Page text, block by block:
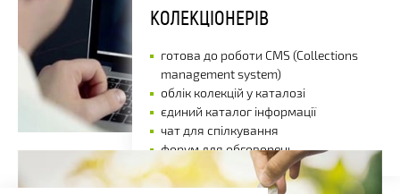
КОЛЕКЦІОНЕРІВ
готова до роботи CMS (Collections
management system)
облік колекцій у каталозі
єдиний каталог інформації
чат для спілкування
форум для обговорень